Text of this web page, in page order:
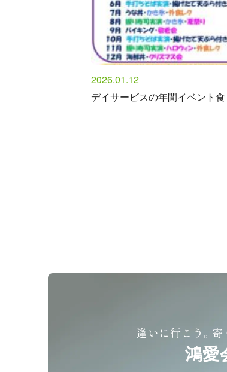
2026.01.12
デイサービスの年間イベント
逢いに行こう。寄
鴻愛